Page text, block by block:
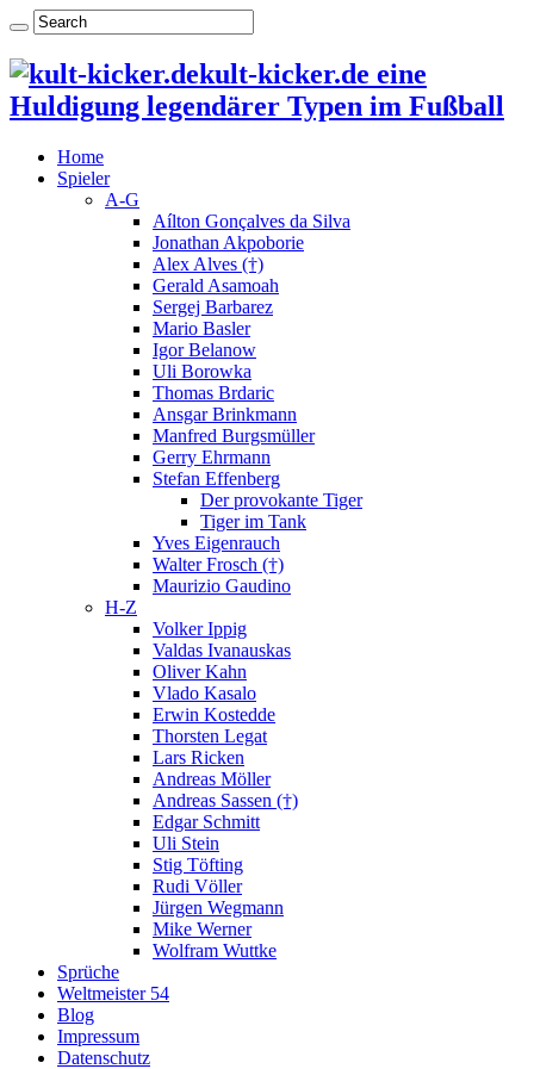
kult-kicker.de eine
Huldigung legendärer Typen im Fußball
Home
Spieler
A-G
Aílton Gonçalves da Silva
Jonathan Akpoborie
Alex Alves (†)
Gerald Asamoah
Sergej Barbarez
Mario Basler
Igor Belanow
Uli Borowka
Thomas Brdaric
Ansgar Brinkmann
Manfred Burgsmüller
Gerry Ehrmann
Stefan Effenberg
Der provokante Tiger
Tiger im Tank
Yves Eigenrauch
Walter Frosch (†)
Maurizio Gaudino
H-Z
Volker Ippig
Valdas Ivanauskas
Oliver Kahn
Vlado Kasalo
Erwin Kostedde
Thorsten Legat
Lars Ricken
Andreas Möller
Andreas Sassen (†)
Edgar Schmitt
Uli Stein
Stig Töfting
Rudi Völler
Jürgen Wegmann
Mike Werner
Wolfram Wuttke
Sprüche
Weltmeister 54
Blog
Impressum
Datenschutz